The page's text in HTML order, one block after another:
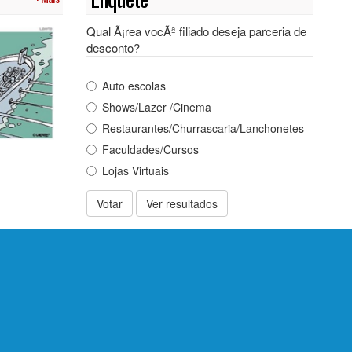
Qual Ã¡rea vocÃª filiado deseja parceria de
desconto?
Auto escolas
Shows/Lazer /Cinema
Restaurantes/Churrascaria/Lanchonetes
Faculdades/Cursos
Lojas Virtuais
Votar Ver resultados